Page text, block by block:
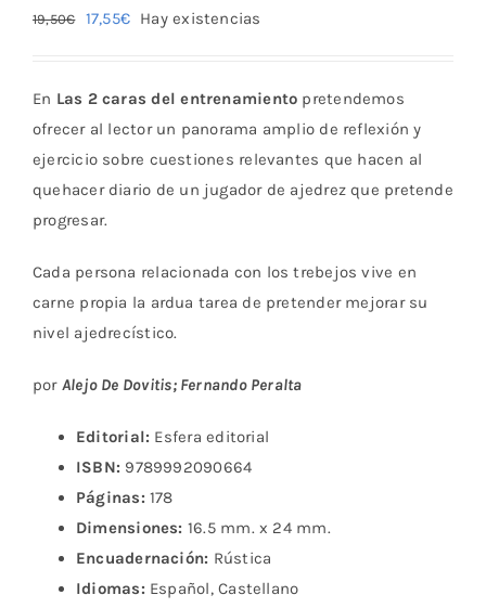
19,50€
El
era:
19,50€.
17,55€El
es:
17,55€.
Hay existencias
En Las 2 caras del entrenamiento pretendemos
ofrecer al lector un panorama amplio de reflexión y
ejercicio sobre cuestiones relevantes que hacen al
quehacer diario de un jugador de ajedrez que pretende
progresar.
Cada persona relacionada con los trebejos vive en
carne propia la ardua tarea de pretender mejorar su
nivel ajedrecístico.
por Alejo De Dovitis; Fernando Peralta
Editorial: Esfera editorial
ISBN: 9789992090664
Páginas: 178
Dimensiones: 16.5 mm. x 24 mm.
Encuadernación: Rústica
Idiomas: Español, Castellano